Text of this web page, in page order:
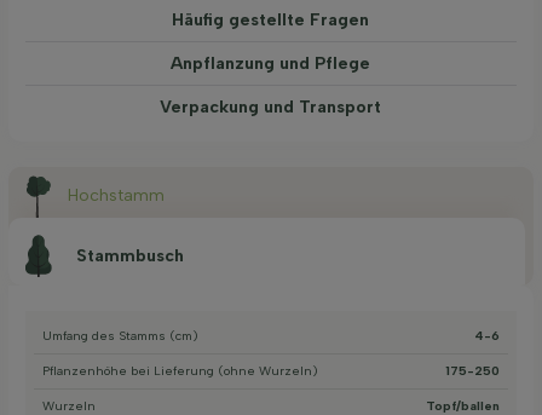
Häufig gestellte Fragen
Anpflanzung und Pflege
Verpackung und Transport
Stammbusch
Hochstamm
Umfang des Stamms (cm) 4-6
Pflanzenhöhe bei Lieferung (ohne Wurzeln) 175-250
Wurzeln Topf/ballen